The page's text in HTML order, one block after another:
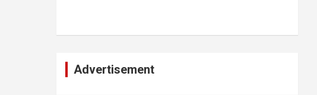
Advertisement